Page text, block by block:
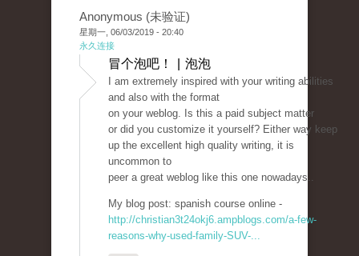
Anonymous (未验证)
星期一, 06/03/2019 - 20:40
永久连接
冒个泡吧！ | 泡泡
I am extremely inspired with your writing abilities
and also with the format
on your weblog. Is this a paid subject matter
or did you customize it yourself? Either way keep
up the excellent high quality writing, it is
uncommon to
peer a great weblog like this one nowadays..
My blog post: spanish course online -
http://christian3t24okj6.ampblogs.com/a-few-
reasons-why-used-family-SUV-...